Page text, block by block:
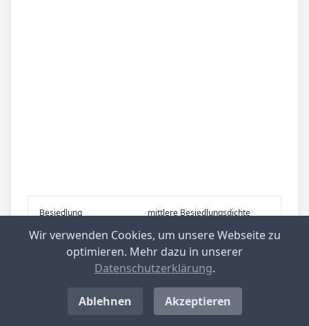
Be­sied­lung mittlere Besiedlungsdichte
Be­lieb­te Rei­se­zie­le übrig. Schleswig-Holstein
Nachrichten aus Klein Rönnau
Wir verwenden Cookies, um unsere Webseite zu
optimieren. Mehr dazu in unserer
Datenschutzerklärung.
Ablehnen Akzeptieren